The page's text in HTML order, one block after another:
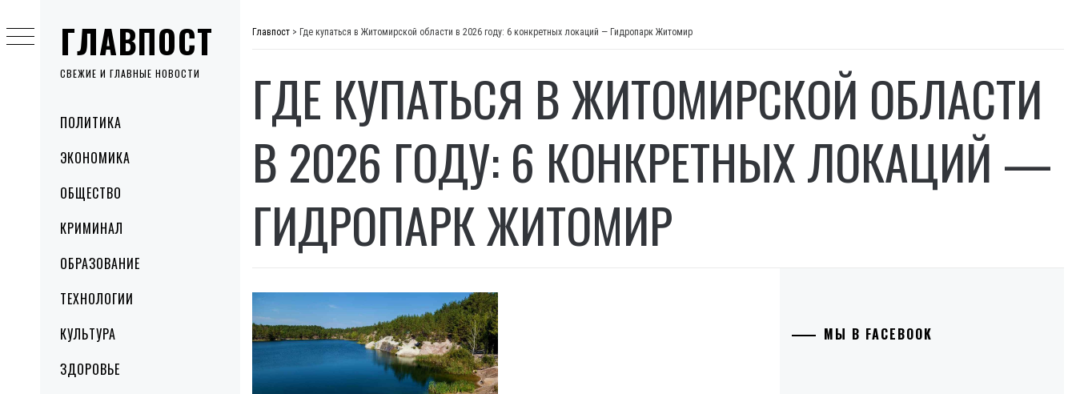
ГЛАВПОСТ
СВЕЖИЕ И ГЛАВНЫЕ НОВОСТИ
MenuПОЛИТИКА
ЭКОНОМИКА
ОБЩЕСТВО
КРИМИНАЛ
ОБРАЗОВАНИЕ
ТЕХНОЛОГИИ
КУЛЬТУРА
ЗДОРОВЬЕ
to
content
Главпост > Где купаться в Житомирской области в 2026 году: 6 конкретных локаций — Гидропарк Житомир
ГДЕ КУПАТЬСЯ В ЖИТОМИРСКОЙ ОБЛАСТИ
В 2026 ГОДУ: 6 КОНКРЕТНЫХ ЛОКАЦИЙ —
ГИДРОПАРК ЖИТОМИР
МЫ В FACEBOOK